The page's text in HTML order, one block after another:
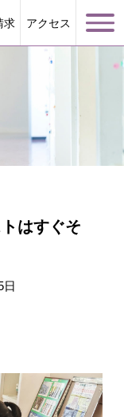
求 アクセス
はすぐそ